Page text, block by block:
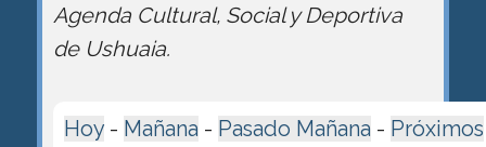
Agenda Cultural, Social y Deportiva
de Ushuaia.
Hoy- Mañana - Pasado Mañana - Próximos